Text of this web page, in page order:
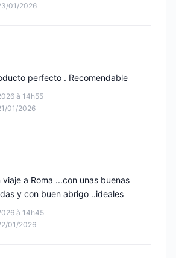
01/2026
à 14h55
01/2026
perfecto . Recomendable
à 14h45
01/2026
a Roma ...con unas buenas
y con buen abrigo ..ideales